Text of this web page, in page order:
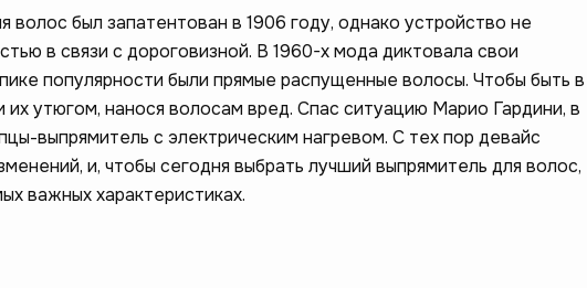
волос был запатентован в 1906 году, однако устройство не
в связи с дороговизной. В 1960-х мода диктовала свои
популярности были прямые распущенные волосы. Чтобы быть в
их утюгом, нанося волосам вред. Спас ситуацию Марио Гардини, в
выпрямитель с электрическим нагревом. С тех пор девайс
и, чтобы сегодня выбрать лучший выпрямитель для волос,
важных характеристиках.